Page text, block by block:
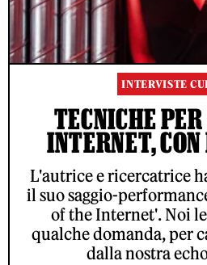
INTERVISTE
TECNICHE
INTERNET,
L'autrice e ricercatrice
il suo saggio-
of the Internet'. Noi
qualche domanda, per
dalla nostra